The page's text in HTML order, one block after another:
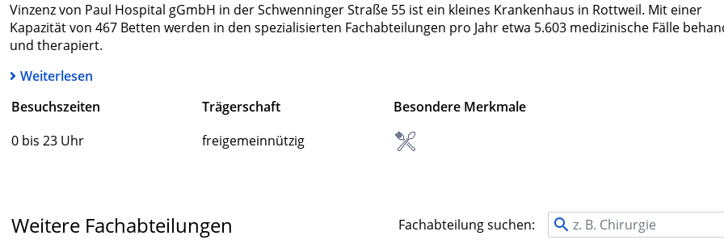
Vinzenz von Paul Hospital gGmbH in der Schwenninger Straße 55 ist ein kleines Krankenhaus in Rottweil. Mit einer
Kapazität von 467 Betten werden in den spezialisierten Fachabteilungen pro Jahr etwa 5.603 medizinische Fälle
und therapiert.
Weiterlesen
Besuchszeiten
0 bis 23 Uhr
Trägerschaft
freigemeinnützig
Besondere Merkmale
Weitere Fachabteilungen Fachabteilung suchen: